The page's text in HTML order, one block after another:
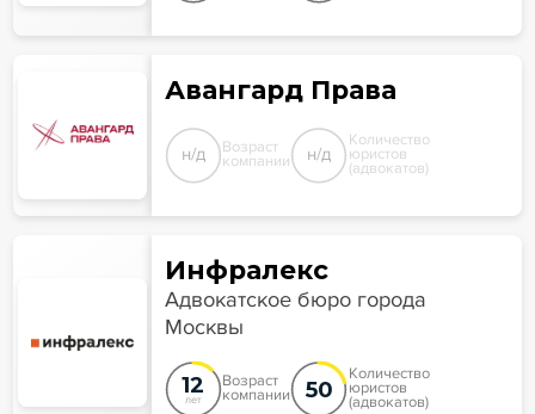
Авангард Права
н/д Возраст
компании н/д
Количество
юристов
(адвокатов)
Инфралекс
Адвокатское бюро города
Москвы
12
лет
Возраст
компании 50
Количество
юристов
(адвокатов)